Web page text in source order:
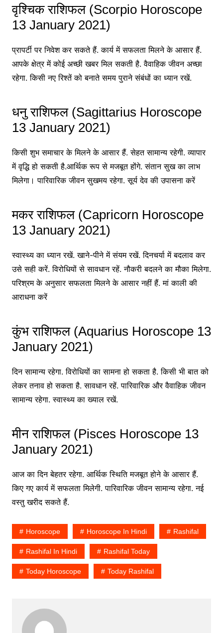
वृश्चिक राशिफल (Scorpio Horoscope
13 January 2021)
प्रापर्टी पर निवेश कर सकते हैं. कार्य में सफलता मिलने के आसार हैं.
आपके क्षेत्र में कोई अच्छी खबर मिल सकती है. वैवाहिक जीवन अच्छा
रहेगा. किसी नए रिश्तें को बनाते समय पुराने संबंधों का ध्यान रखें.
धनु राशिफल (Sagittarius Horoscope
13 January 2021)
किसी शुभ समाचार के मिलने के आसार हैं. सेहत सामान्य रहेगी. व्यापार
में वृद्धि हो सकती है.आर्थिक रूप से मजबूत होंगे. संतान सुख का लाभ
मिलेगा। पारिवारिक जीवन सुखमय रहेगा. सूर्य देव की उपासना करें
मकर राशिफल (Capricorn Horoscope
13 January 2021)
स्वास्थ्य का ध्यान रखें. खाने-पीने में संयम रखें. दिनचर्या में बदलाव कर
उसे सही करें. विरोधियों से सावधान रहें. नौकरी बदलने का मौका मिलेगा.
परिश्रम के अनुसार सफलता मिलने के आसार नहीं हैं. मां काली की
आराधना करें
कुंभ राशिफल (Aquarius Horoscope 13
January 2021)
दिन सामान्य रहेगा. विरोधियों का सामना हो सकता है. किसी भी बात को
लेकर तनाव हो सकता है. सावधान रहें. पारिवारिक और वैवाहिक जीवन
सामान्य रहेगा. स्वास्थ्य का ख्याल रखें.
मीन राशिफल (Pisces Horoscope 13
January 2021)
आज का दिन बेहतर रहेगा. आर्थिक स्थिति मजबूत होने के आसार हैं.
किए गए कार्य में सफलता मिलेगी. पारिवारिक जीवन सामान्य रहेगा. नई
वस्तु खरीद सकते हैं.
Horoscope Horoscope In Hindi Rashifal
Rashifal In Hindi Rashifal Today
Today Horoscope Today Rashifal